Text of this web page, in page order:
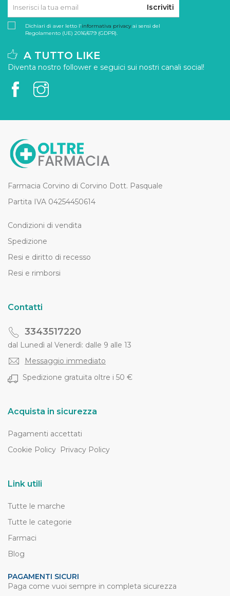
Iscriviti
Dichiari di aver letto l'informativa privacyai sensi del
Regolamento (UE) 2016/679 (GDPR).
A TUTTO LIKE
Diventa nostro follower e seguici sui nostri canali social!
Farmacia Corvino di Corvino Dott. Pasquale
Partita IVA 04254450614
Condizioni di vendita
Spedizione
Resi e diritto di recesso
Resi e rimborsi
Contatti
3343517220
dal Lunedì al Venerdì: dalle 9 alle 13
Messaggio immediato
Spedizione gratuita oltre i 50 €
Acquista in sicurezza
Pagamenti accettati
Cookie Policy Privacy Policy
Link utili
Tutte le marche
Tutte le categorie
Farmaci
Blog
PAGAMENTI SICURI
Paga come vuoi sempre in completa sicurezza